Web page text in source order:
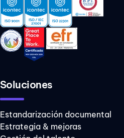
Soluciones
Estandarización documental
Estrategia & mejoras